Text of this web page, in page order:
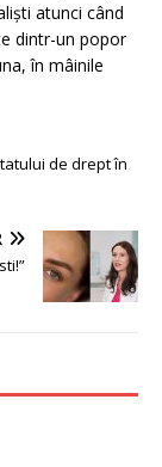
atunci când
dintr-un popor
în mâinile
de drept în